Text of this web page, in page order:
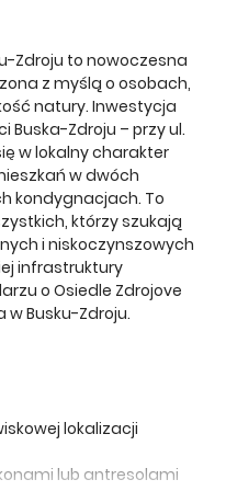
Zdroju to nowoczesna
z myślą o osobach,
natury. Inwestycja
Buska-Zdroju – przy ul.
w lokalny charakter
w dwóch
kondygnacjach. To
którzy szukają
i niskoczynszowych
infrastruktury
o Osiedle Zdrojove
w Busku-Zdroju.
lokalizacji
lub antresolami